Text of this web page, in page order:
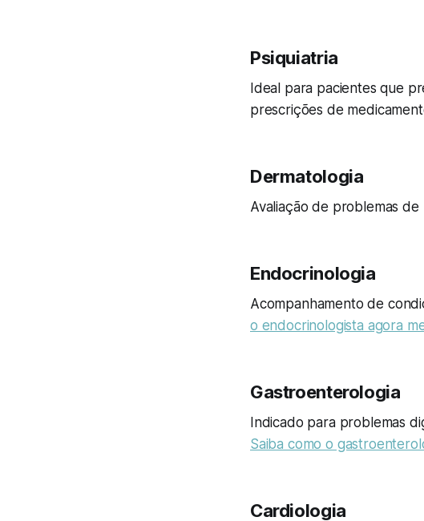
Psiquiatria
Ideal para pacientes que
prescrições de
Dermatologia
Avaliação de problemas
Endocrinologia
Acompanhamento de
o endocrinologista agora
Gastroenterologia
Indicado para problemas
Saiba como o
Cardiologia